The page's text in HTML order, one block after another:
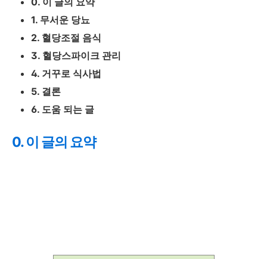
1. 무서운 당뇨
2. 혈당조절 음식
3. 혈당스파이크 관리
4. 거꾸로 식사법
5. 결론
6. 도움 되는 글
0. 이 글의 요약